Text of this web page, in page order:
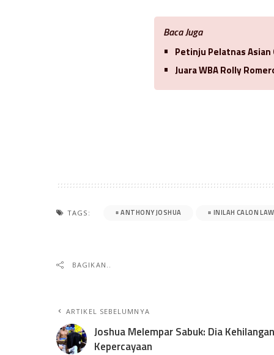
Baca Juga
Petinju Pelatnas
Juara WBA Rolly
TAGS: ANTHONY JOSHUA INILAH CALON
BAGIKAN..
ARTIKEL SEBELUMNYA
Joshua Melempar Sabuk: Dia Kehilangan
Kepercayaan